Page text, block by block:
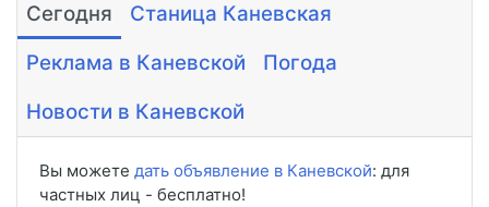
Сегодня
Станица Каневская
Реклама в Каневской
Погода
Новости в Каневской
Вы можете дать объявление в Каневской: для
частных лиц - бесплатно!